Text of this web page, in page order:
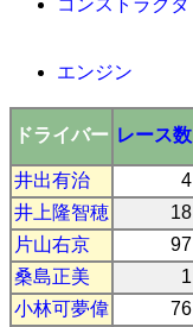
コンストラクタ
エンジン
ドライバー レース数
井出有治
4
井上隆智穂
18
片山右京
97
桑島正美
1
小林可夢偉
76